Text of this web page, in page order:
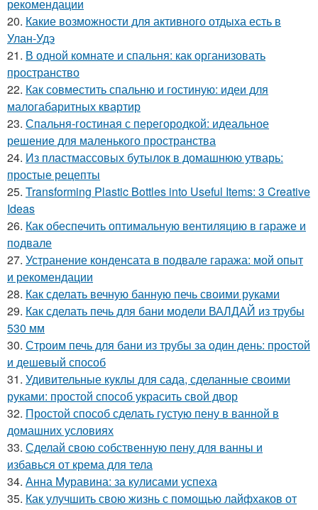
рекомендации
20. Какие возможности для активного отдыха есть в
Улан-Удэ
21. В одной комнате и спальня: как организовать
пространство
22. Как совместить спальню и гостиную: идеи для
малогабаритных квартир
23. Спальня-гостиная с перегородкой: идеальное
решение для маленького пространства
24. Из пластмассовых бутылок в домашнюю утварь:
простые рецепты
25. Transforming Plastic Bottles into Useful Items: 3 Creative
Ideas
26. Как обеспечить оптимальную вентиляцию в гараже и
подвале
27. Устранение конденсата в подвале гаража: мой опыт
и рекомендации
28. Как сделать вечную банную печь своими руками
29. Как сделать печь для бани модели ВАЛДАЙ из трубы
530 мм
30. Строим печь для бани из трубы за один день: простой
и дешевый способ
31. Удивительные куклы для сада, сделанные своими
руками: простой способ украсить свой двор
32. Простой способ сделать густую пену в ванной в
домашних условиях
33. Сделай свою собственную пену для ванны и
избавься от крема для тела
34. Анна Муравина: за кулисами успеха
35. Как улучшить свою жизнь с помощью лайфхаков от